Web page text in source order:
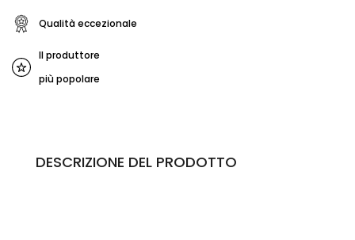
Qualità eccezionale
Il produttore
più popolare
DESCRIZIONE DEL PRODOTTO